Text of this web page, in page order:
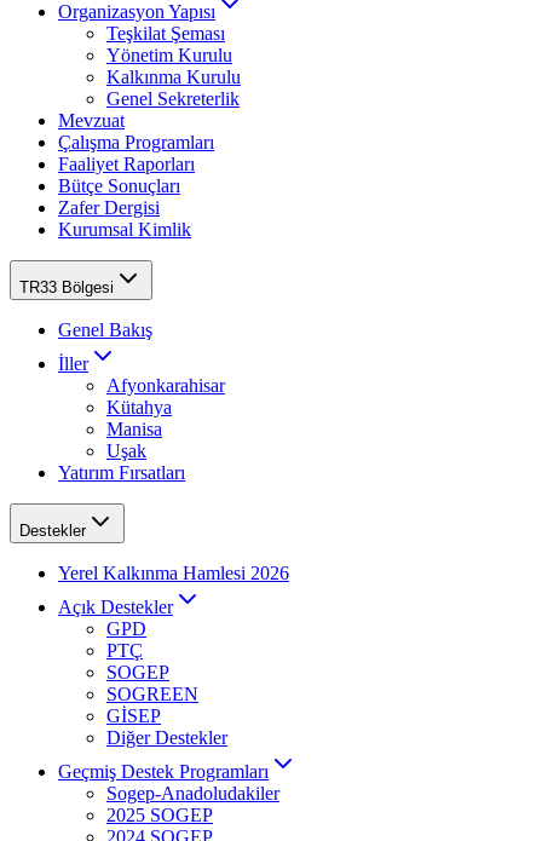
Organizasyon Yapısı
Teşkilat Şeması
Yönetim Kurulu
Kalkınma Kurulu
Genel Sekreterlik
Mevzuat
Çalışma Programları
Faaliyet Raporları
Bütçe Sonuçları
Zafer Dergisi
Kurumsal Kimlik
TR33 Bölgesi
Genel Bakış
İller
Afyonkarahisar
Kütahya
Manisa
Uşak
Yatırım Fırsatları
Destekler
Yerel Kalkınma Hamlesi 2026
Açık Destekler
GPD
PTÇ
SOGEP
SOGREEN
GİSEP
Diğer Destekler
Geçmiş Destek Programları
Sogep-Anadoludakiler
2025 SOGEP